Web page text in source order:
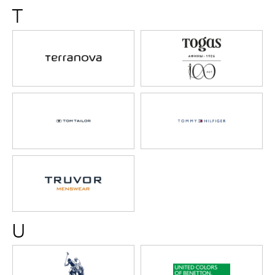
T
Togas
TRUVOR
U
U.S.
United